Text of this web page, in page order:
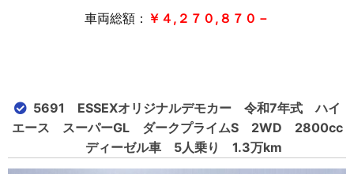
車両総額： ￥４,２７０,８７０－
5691 ESSEXオリジナルデモカー 令和7年式 ハイ
エース スーパーGL ダークプライムS 2WD 2800cc
ディーゼル車 5人乗り 1.3万km